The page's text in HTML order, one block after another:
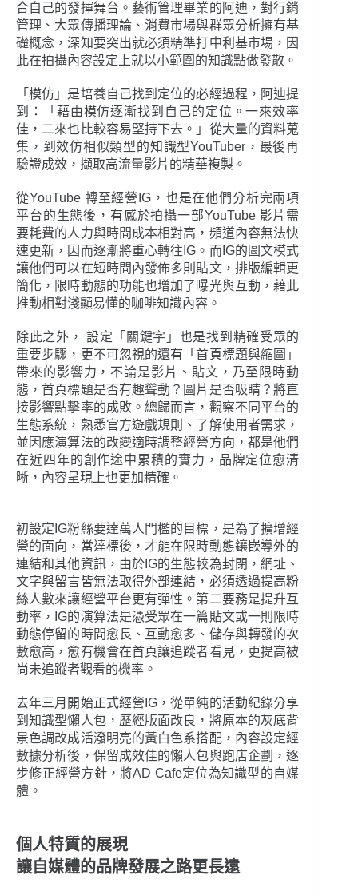
合自己的發揮舞台。藝術管理畢業的阿迪，對行銷
管理、大眾傳播理論、消費市場與群眾分析擁有基
礎概念，深知要突出就必須精準打中利基市場，因
此在拍攝內容設定上就以小範圍的知識點做發散。
「模仿」是培養自己找到定位的必經過程，阿迪提
到：「藉由模仿逐漸找到自己的定位。一來效率
佳，二來也比較容易堅持下去。」從大量的資料蒐
集，到效仿相似類型的知識型YouTuber，最後再
驗證成效，擷取高流量影片的精華複製。
從YouTube 轉至經營IG，也是在他們分析完兩項
平台的生態後，有感於拍攝一部YouTube 影片需
要耗費的人力與時間成本相對高，頻道內容無法快
速更新，因而逐漸將重心轉往IG。而IG的圖文模式
讓他們可以在短時間內發佈多則貼文，排版編輯更
簡化，限時動態的功能也增加了曝光與互動，藉此
推動相對淺顯易懂的咖啡知識內容。
除此之外， 設定「關鍵字」也是找到精確受眾的
重要步驟，更不可忽視的還有「首頁標題與縮圖」
帶來的影響力，不論是影片、貼文，乃至限時動
態，首頁標題是否有趣聳動？圖片是否吸睛？將直
接影響點擊率的成敗。總歸而言，觀察不同平台的
生態系統，熟悉官方遊戲規則、了解使用者需求，
並因應演算法的改變適時調整經營方向，都是他們
在近四年的創作途中累積的實力，品牌定位愈清
晰，內容呈現上也更加精確。
初設定IG粉絲要達萬人門檻的目標，是為了擴增經
營的面向，當達標後，才能在限時動態鑲嵌導外的
連結和其他資訊，由於IG的生態較為封閉，網址、
文字與留言皆無法取得外部連結，必須透過提高粉
絲人數來讓經營平台更有彈性。第二要務是提升互
動率，IG的演算法是憑受眾在一篇貼文或一則限時
動態停留的時間愈長、互動愈多、儲存與轉發的次
數愈高，愈有機會在首頁讓追蹤者看見，更提高被
尚未追蹤者觀看的機率。
去年三月開始正式經營IG，從單純的活動紀錄分享
到知識型懶人包，歷經版面改良，將原本的灰底背
景色調改成活潑明亮的黃白色系搭配，內容設定經
數據分析後，保留成效佳的懶人包與跑店企劃，逐
步修正經營方針，將AD Cafe定位為知識型的自媒
體。
個人特質的展現
讓自媒體的品牌發展之路更長遠